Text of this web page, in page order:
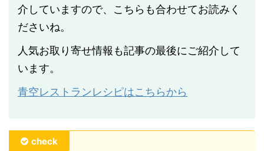
介していますので、こちらも合わせてお読みく
ださいね。
人気お取り寄せ情報も記事の最後にご紹介して
います。
青空レストランレシピはこちらから
check